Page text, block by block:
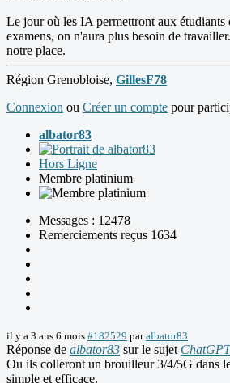
Le jour où les IA permettront aux étudiants
examens, on n'aura plus besoin de
notre place.
Région Grenobloise, GillesF78
Connexion ou Créer un compte pour
albator83
Hors Ligne
Membre platinium
Messages : 12478
Remerciements reçus 1634
il y a 3 ans 6 mois #182529 paralbator83
Réponse de albator83 sur le sujet ChatGPT
Ou ils colleront un brouilleur 3/4/5G dans
simple et efficace.